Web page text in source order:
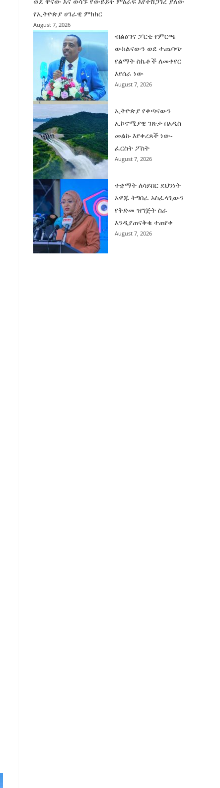
የኢትዮጵያ ሀገራዊ ምክክር
August 7, 2026
ብልፅግና ፓርቲ የምርጫ
ውክልናውን ወደ ተጨባጭ
የልማት ስኬቶች ለመቀየር
እየሰራ ነው
August 7, 2026
ኢትዮጵያ የቀጣናውን
ኢኮኖሚያዊ ገጽታ በአዲስ
መልኩ እየቀረጸች ነው-
ፈርስት ፖስት
August 7, 2026
ተቋማት ለሳይበር ደህንነት
አዋጁ ትግበራ አስፈላጊውን
የቅድመ ዝግጅት ስራ
እንዲያጠናቅቁ ተጠየቀ
August 7, 2026